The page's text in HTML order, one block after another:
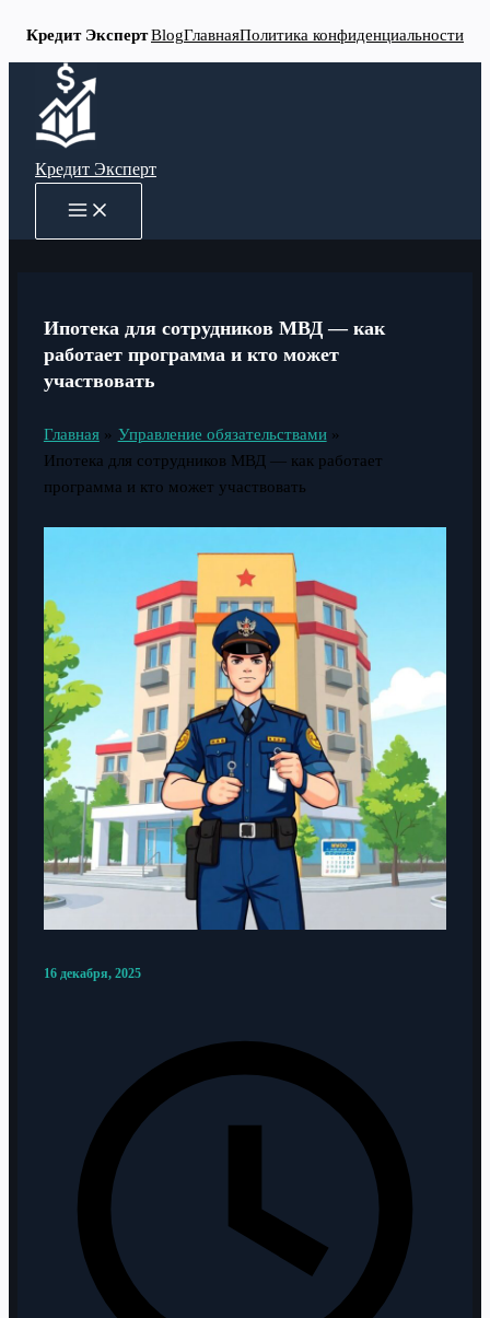
Кредит ЭкспертBlogГлавнаяПолитика конфиденциальности
Перейти
содержимому
Кредит Эксперт
MAIN
MENU
Ипотека для сотрудников МВД — как
работает программа и кто может
участвовать
Главная
Управление обязательствами
Ипотека для сотрудников МВД — как работает
программа и кто может участвовать
16 декабря, 2025